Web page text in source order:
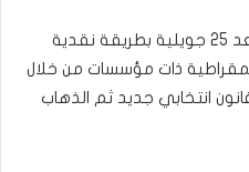
واستدرك بالقول ‘نتعامل مع ما بعد 25 جويلية بطريقة نقدية
ذات مؤسسات من خلال
انتخابي جديد ثم الذهاب